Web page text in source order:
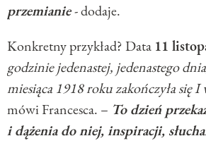
przemianie- dodaje.
Konkretny przykład? Data 11
godzinie jedenastej, jedenastego
miesiąca 1918 roku zakończyła się
mówi Francesca. – To dzień
i dążenia do niej, inspiracji,